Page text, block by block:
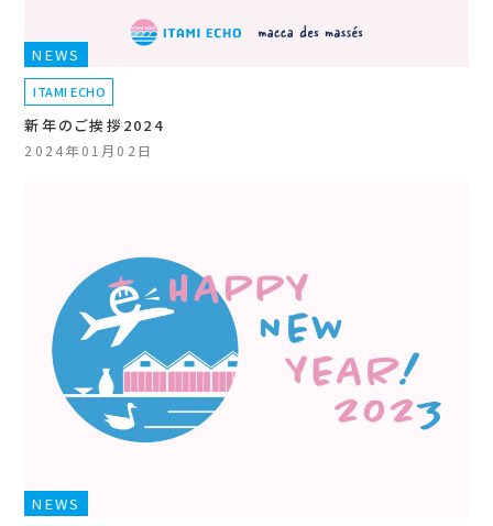
NEWS
ITAMI ECHO
新年のご挨拶2024
2024年01月02日
NEWS